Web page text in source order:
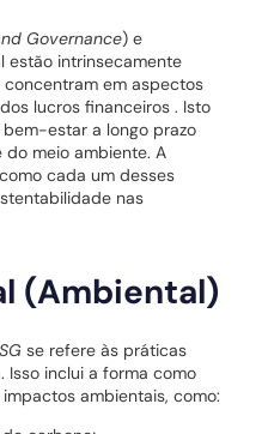
Governance) e
estão intrinsecamente
em aspectos
lucros financeiros . Isto
estar a longo prazo
meio ambiente. A
cada um desses
nas
(Ambiental)
se refere às práticas
Isso inclui a forma como
ambientais, como: